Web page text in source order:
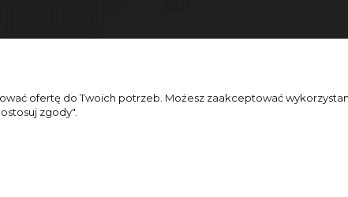
ofertę do Twoich potrzeb. Możesz zaakceptować
zgody".